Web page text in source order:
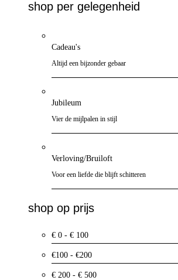
shop per gelegenheid
Cadeau's
Altijd een bijzonder gebaar
Jubileum
Vier de mijlpalen in stijl
Verloving/Bruiloft
Voor een liefde die blijft schitteren
shop op prijs
€ 0 - € 100
€100 - €200
€ 200 - € 500